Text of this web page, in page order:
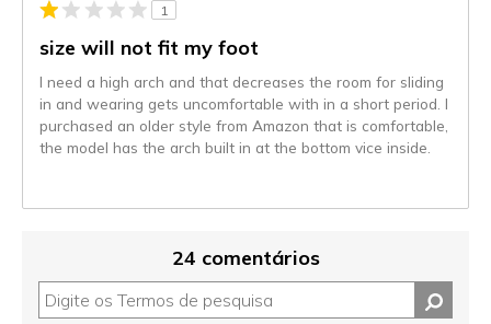
1
size will not fit my foot
I need a high arch and that decreases the room for sliding
in and wearing gets uncomfortable with in a short period. I
purchased an older style from Amazon that is comfortable,
the model has the arch built in at the bottom vice inside.
24 comentários